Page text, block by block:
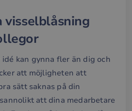
visselblåsning
kan gynna fler än dig och
att möjligheten att
sätt saknas på din
att dina medarbetare